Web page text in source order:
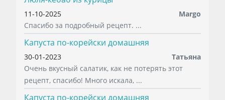
11-10-2025
Margo
Спасибо за подробный рецепт. ...
Капуста по-корейски домашняя
30-01-2023
Татьяна
Очень вкусный салатик, как не потерять этот
рецепт, спасибо! Много искала, ...
Капуста по-корейски домашняя